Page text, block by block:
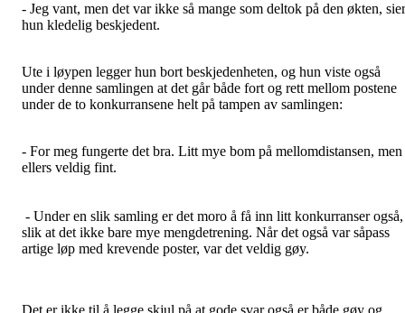
- Jeg vant, men det var ikke så mange som deltok på den økten, sier
hun kledelig beskjedent.
Ute i løypen legger hun bort beskjedenheten, og hun viste også
under denne samlingen at det går både fort og rett mellom postene
under de to konkurransene helt på tampen av samlingen:
- For meg fungerte det bra. Litt mye bom på mellomdistansen, men
ellers veldig fint.
- Under en slik samling er det moro å få inn litt konkurranser også,
slik at det ikke bare mye mengdetrening. Når det også var såpass
artige løp med krevende poster, var det veldig gøy.
Det er ikke til å legge skjul på at gode svar også er både gøy og